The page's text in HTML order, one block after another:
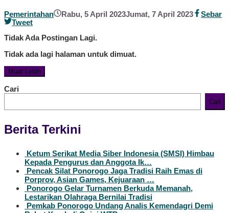
Pemerintahan Rabu, 5 April 2023Jumat, 7 April 2023oleh
Redaksi
Sebar
Tweet
Tidak Ada Postingan Lagi.
Tidak ada lagi halaman untuk dimuat.
Muat Lebih
Cari
Cari
Berita Terkini
Ketum Serikat Media Siber Indonesia (SMSI) Himbau
Kepada Pengurus dan Anggota Ik…
Pencak Silat Ponorogo Jaga Tradisi Raih Emas di
Porprov, Asian Games, Kejuaraan …
Ponorogo Gelar Turnamen Berkuda Memanah,
Lestarikan Olahraga Bernilai Tradisi
Pemkab Ponorogo Undang Analis Kemendagri Demi